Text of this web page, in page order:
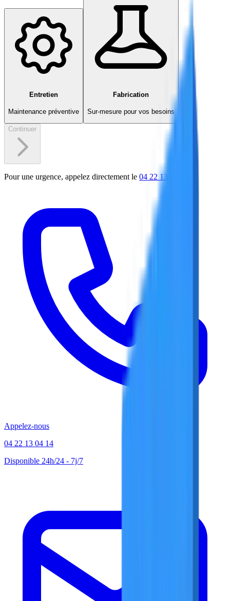
Entretien
Maintenance préventive
Fabrication
Sur-mesure pour vos besoins
Continuer
Pour une urgence, appelez directement le 04 22 13 04 14
Appelez-nous
04 22 13 04 14
Disponible 24h/24 - 7j/7